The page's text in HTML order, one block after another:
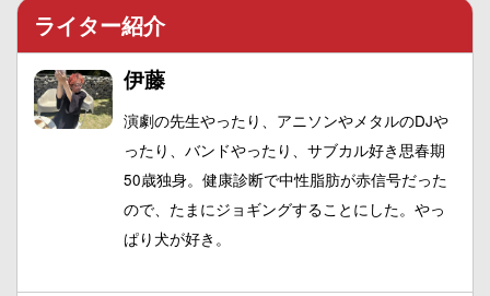
ライター紹介
伊藤
演劇の先生やったり、アニソンやメタルのDJや
ったり、バンドやったり、サブカル好き思春期
50歳独身。健康診断で中性脂肪が赤信号だった
ので、たまにジョギングすることにした。やっ
ぱり犬が好き。